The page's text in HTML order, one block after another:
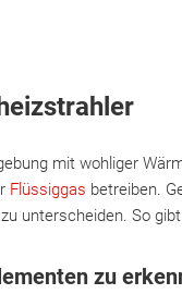
mit wohliger
Flüssiggas betreiben.
unterscheiden. So
zu